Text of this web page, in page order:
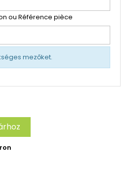
ou Référence pièce
mezőket.